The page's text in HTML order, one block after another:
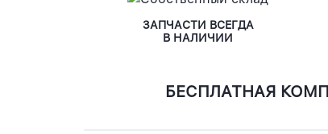
ЗАПЧАСТИ ВСЕГДА
В НАЛИЧИИ
БЕСПЛАТНАЯ